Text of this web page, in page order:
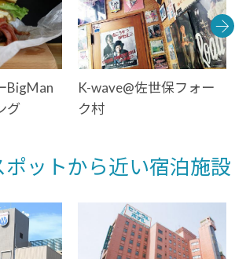
BigMan
グ
K-wave@佐世保フォー
ク村
ポットから近い宿泊施設